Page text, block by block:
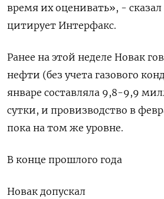
время их оценивать», -
цитирует Интерфакс.
Ранее на этой неделе Новак
нефти (без учета газового
январе составляла 9,8-9,9
сутки, и провизводство в
пока на том же уровне.
В конце прошлого года
Новак допускал